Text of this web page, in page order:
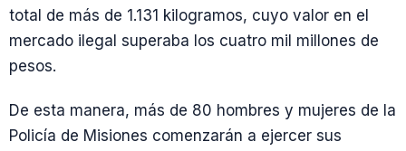
total de más de 1.131 kilogramos, cuyo valor en el
mercado ilegal superaba los cuatro mil millones de
pesos.
De esta manera, más de 80 hombres y mujeres de la
Policía de Misiones comenzarán a ejercer sus